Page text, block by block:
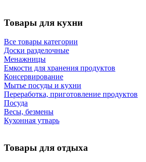
Товары для кухни
Все товары категории
Доски разделочные
Менажницы
Емкости для хранения продуктов
Консервирование
Мытье посуды и кухни
Переработка, приготовление продуктов
Посуда
Весы, безмены
Кухонная утварь
Товары для отдыха